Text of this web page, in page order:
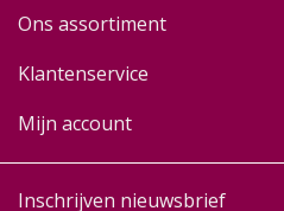
Ons assortiment
Klantenservice
Mijn account
Inschrijven nieuwsbrief